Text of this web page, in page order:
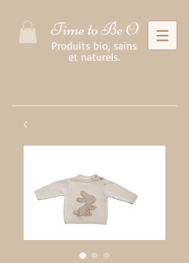
Time to Be O
Produits bio, sains
et naturels.